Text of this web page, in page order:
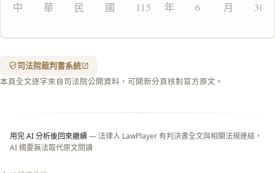
中　　華　　民　　國　　115 　年　　6 　　月　　30
司法院裁判書系統
本頁全文逐字來自司法院公開資料，可開新分頁核對官方原文。
用完 AI 分析後回來繼續— 法律人 LawPlayer 有判決書全文與相關法規連結，
AI 摘要無法取代原文閱讀